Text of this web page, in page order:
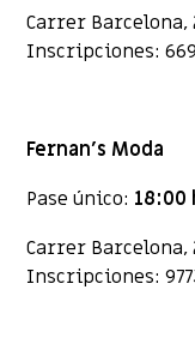
Carrer Barcelona,
Inscripciones:
Fernan’s Moda
Pase único: 18:00
Carrer Barcelona,
Inscripciones: